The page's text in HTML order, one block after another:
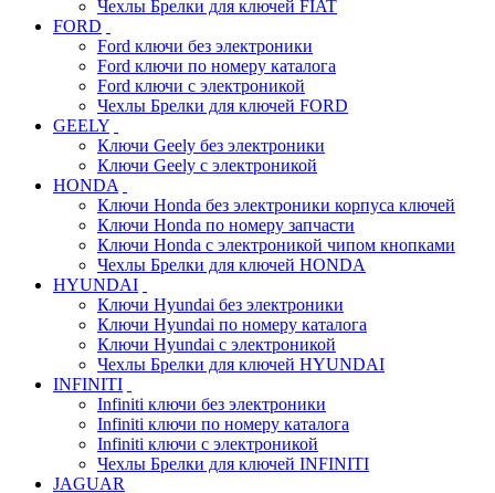
Чехлы Брелки для ключей FIAT
FORD
Ford ключи без электроники
Ford ключи по номеру каталога
Ford ключи с электроникой
Чехлы Брелки для ключей FORD
GEELY
Ключи Geely без электроники
Ключи Geely с электроникой
HONDA
Ключи Honda без электроники корпуса ключей
Ключи Honda по номеру запчасти
Ключи Honda с электроникой чипом кнопками
Чехлы Брелки для ключей HONDA
HYUNDAI
Ключи Hyundai без электроники
Ключи Hyundai по номеру каталога
Ключи Hyundai с электроникой
Чехлы Брелки для ключей HYUNDAI
INFINITI
Infiniti ключи без электроники
Infiniti ключи по номеру каталога
Infiniti ключи с электроникой
Чехлы Брелки для ключей INFINITI
JAGUAR